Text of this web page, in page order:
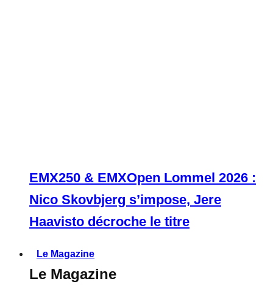
EMX250 & EMXOpen Lommel 2026 :
Nico Skovbjerg s’impose, Jere
Haavisto décroche le titre
Le Magazine
Le Magazine